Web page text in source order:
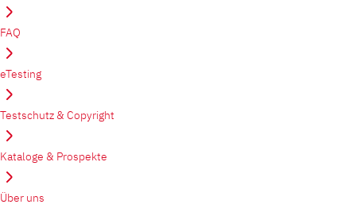
FAQ
eTesting
Testschutz & Copyright
Kataloge & Prospekte
Über uns